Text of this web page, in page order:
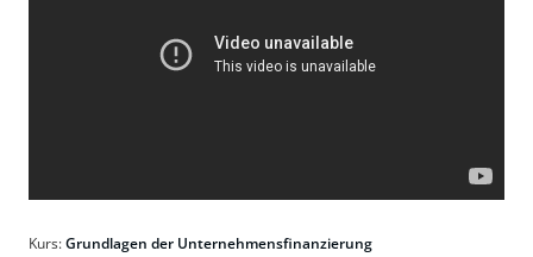
Kurs:Grundlagen der Unternehmensfinanzierung